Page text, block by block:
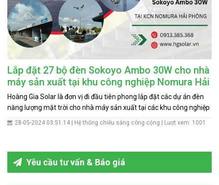
Lắp đặt 27 bộ đèn Sokoyo Ambo 30W cho nhà
máy sản xuất tại khu công nghiệp Nomura Hải
Phòng
Hoàng Gia Solar là đơn vị đi đầu tiên phong lắp đặt các dự án đèn
năng lượng mặt trời cho nhà máy sản xuất tại các khu công nghiệp
Nomura, KCN Tràng Duệ, KCN Vsip, KCN Đồ Sơn,... tại Hải
hậu, họ cũng đang tìm cách để có thể giảm lượng khí thải carbon.
28-05-2024 03:51:14 | Hệ thống chiếu sáng công cộng | Lượt xem: 1001
Yêu cầu tư vấn & Báo giá